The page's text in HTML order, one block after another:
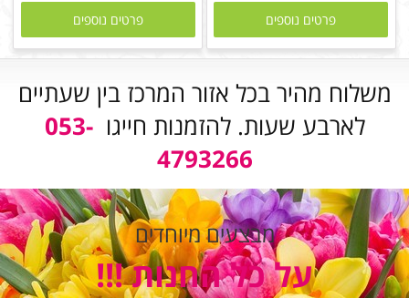
פרטים נוספים פרטים נוספים
משלוח מהיר בכל אזור המרכז בין שעתיים
לארבע שעות. להזמנות חייגו053-
4793266
מבצעים מיוחדים
על כל החנות !!!